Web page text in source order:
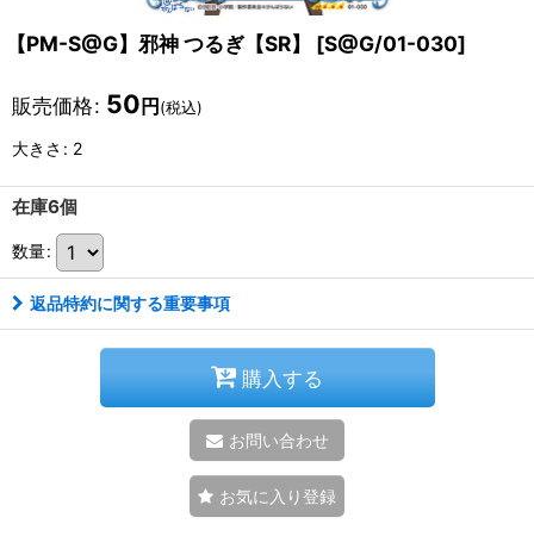
【PM-S@G】邪神 つるぎ【SR】 [S@G/01-030]
販売価格: 50 円 (税込)
大きさ : 2
在庫6個
数量:
返品特約に関する重要事項
購入する
お問い合わせ
お気に入り登録